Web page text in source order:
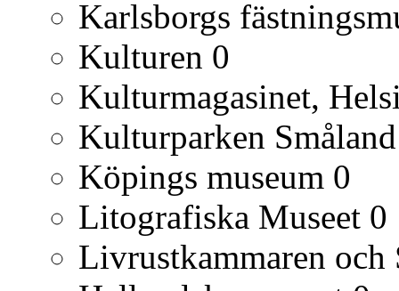
Karlsborgs
Kulturen 0
Kulturmagasinet,
Kulturparken Småland
Köpings museum 0
Litografiska Museet 0
Livrustkammaren och